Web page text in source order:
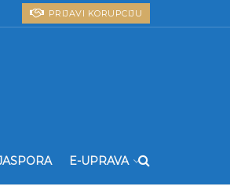
PRIJAVI KORUPCIJU
E-UPRAVA